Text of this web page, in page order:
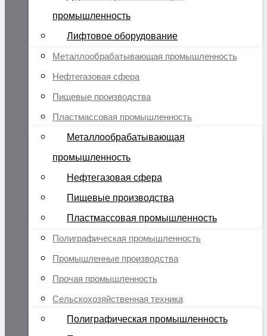
промышленность
Лифтовое оборудование
Металлообрабатывающая промышленность
Нефтегазовая сфера
Пищевые производства
Пластмассовая промышленность
Металлообрабатывающая
промышленность
Нефтегазовая сфера
Пищевые производства
Пластмассовая промышленность
Полиграфическая промышленность
Промышленные производства
Прочая промышленность
Сельскохозяйственная техника
Полиграфическая промышленность